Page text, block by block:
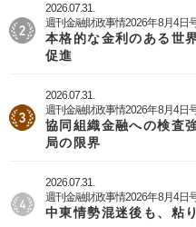
2026.07.31.
週刊金融財政事情2026年8月4日
本格的な金利のある世
促進
2026.07.31.
週刊金融財政事情2026年8月4日
協同組織金融への検査
局の限界
2026.07.31.
週刊金融財政事情2026年8月4日
中東情勢混迷後も、粘